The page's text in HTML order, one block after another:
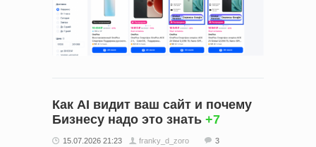
Как AI видит ваш сайт и почему
Бизнесу надо это знать +7
15.07.2026 21:23 franky_d_zoro 3